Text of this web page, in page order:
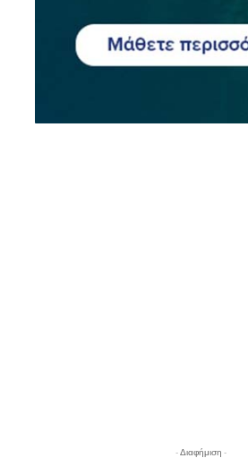
- Διαφήμιση -